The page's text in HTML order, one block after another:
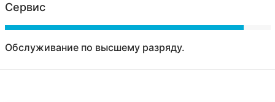
Сервис
Обслуживание по высшему разряду.